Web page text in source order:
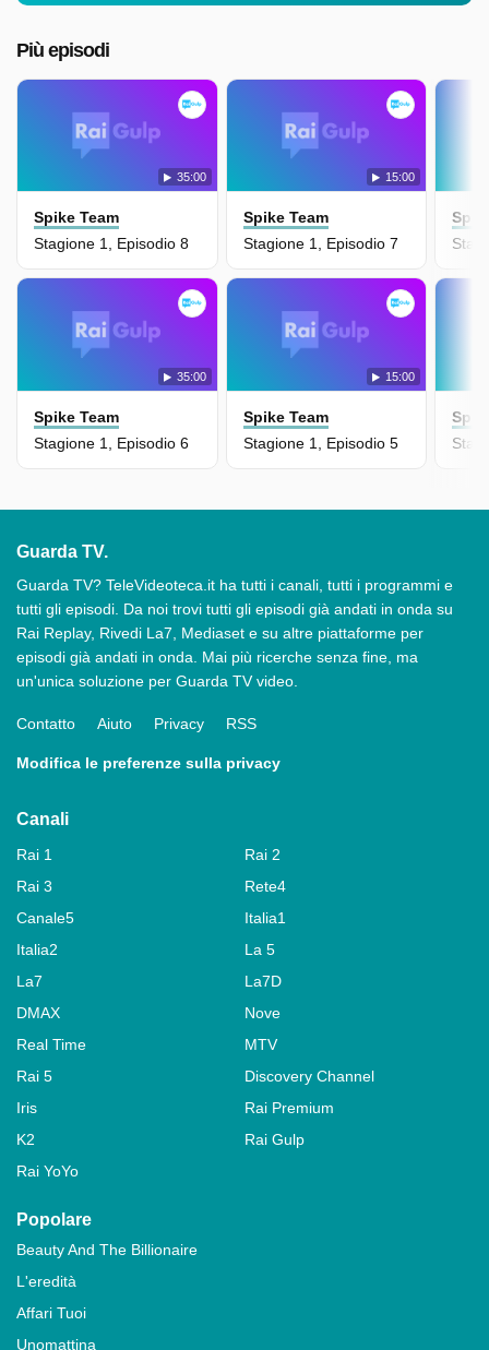
Più episodi
35:00
Spike Team
Stagione 1, Episodio 8
15:00
Spike Team
Stagione 1, Episodio 7
35:00
Spike Team
Stagione 1, Episodio 6
15:00
Spike Team
Stagione 1, Episodio 5
Guarda TV.
Guarda TV? TeleVideoteca.it ha tutti i canali, tutti i programmi e
tutti gli episodi. Da noi trovi tutti gli episodi già andati in onda su
Rai Replay, Rivedi La7, Mediaset e su altre piattaforme per
episodi già andati in onda. Mai più ricerche senza fine, ma
un'unica soluzione per Guarda TV video.
Contatto Aiuto Privacy RSS
Modifica le preferenze sulla privacy
Canali
Rai 1
Rai 2
Rai 3
Rete4
Canale5
Italia1
Italia2
La 5
La7
La7D
DMAX
Nove
Real Time
MTV
Rai 5
Discovery Channel
Iris
Rai Premium
K2
Rai Gulp
Rai YoYo
Popolare
Beauty And The Billionaire
L'eredità
Affari Tuoi
Unomattina